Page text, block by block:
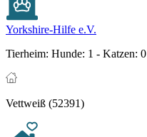
Yorkshire-Hilfe e.V.
Tierheim: Hunde: 1 - Katzen: 0
Vettweiß (52391)